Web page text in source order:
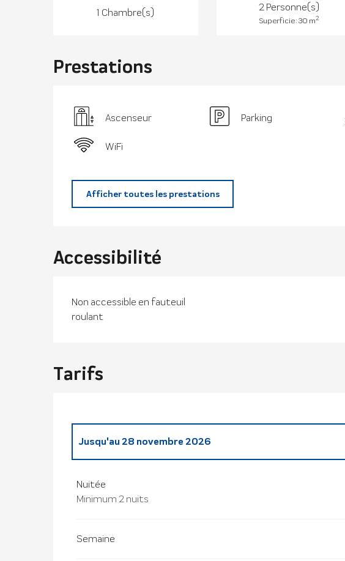
1 Chambre(s) 2 Personne(s)
Superficie : 30 m2
Prestations
Ascenseur Parking
WiFi
Afficher toutes les prestations
Accessibilité
Non accessible en fauteuil
roulant
Tarifs
Jusqu'au 28 novembre 2026
Nuitée
Minimum 2 nuits
Semaine